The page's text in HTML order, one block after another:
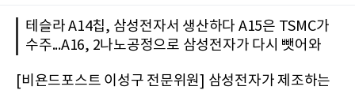
테슬라 A14칩, 삼성전자서 생산하다 A15은 TSMC가
수주...A16, 2나노공정으로 삼성전자가 다시 뺏어와
[비욘드포스트 이성구 전문위원] 삼성전자가 제조하는